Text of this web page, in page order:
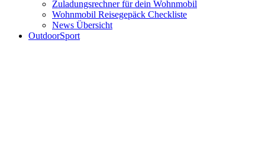
Zuladungsrechner für dein Wohnmobil
Wohnmobil Reisegepäck Checkliste
News Übersicht
OutdoorSport